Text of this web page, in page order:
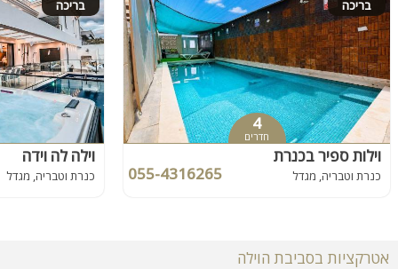
בריכה
4
חדרים
וילות ספיר בכנרת
כנרת וטבריה, מגדל 055-4316265
בריכה
וילה לה וידה
כנרת וטבריה, מגדל
אטרקציות בסביבת הוילה